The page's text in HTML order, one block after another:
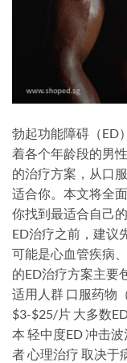
勃起功能障碍（ED
着各个年龄段的男
的治疗方案，从口
适合你。本文将全
你找到最适合自己
ED治疗之前，建议
可能是心血管疾病
的ED治疗方案主要
适用人群 口服药物
$3-$25/片 大多数
本 轻中度ED 冲击
者 心理治疗 取决于